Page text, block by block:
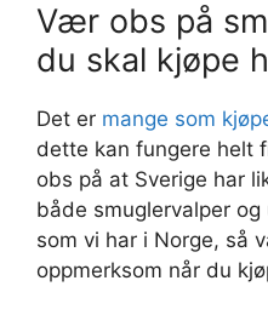
Vær obs på
du skal kjøpe
Det er mange som
dette kan fungere helt
obs på at Sverige har
både smuglervalper
som vi har i Norge, så
oppmerksom når du